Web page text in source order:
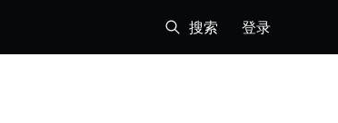
搜索 登录